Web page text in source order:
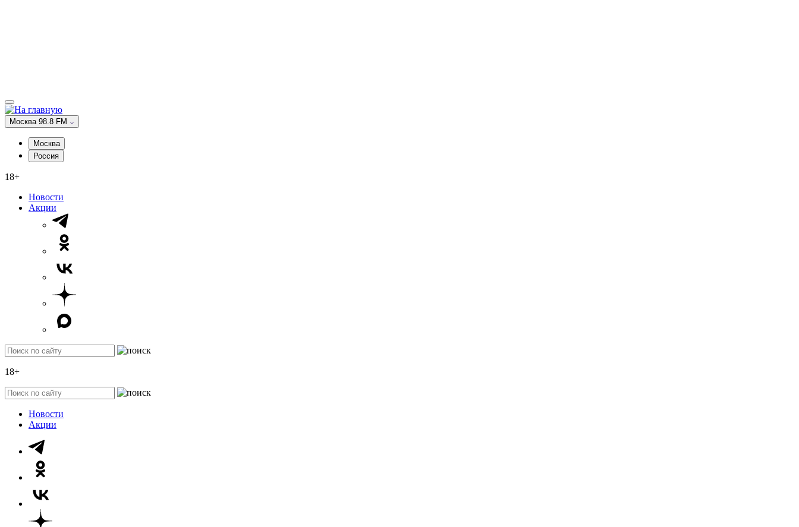
Москва 98.8 FM
Москва
Россия
18+
Новости
Акции
18+
Новости
Акции